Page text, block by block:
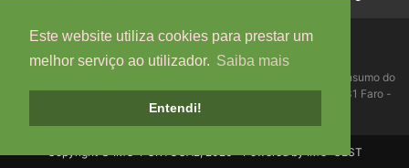
Este website utiliza cookies para prestar um
melhor serviço ao utilizador. Saiba mais
Entendi!
Política de proteção de dados
Livro de Reclamações online
Centro de Informação, Mediação e Arbitragem de Conflitos de Consumo do
Algarve - Edifício Ninho de Empresas, Estrada da Penha, 8005-131 Faro -
Telefone: 289 823 135 cimaal@mail.telepac.pt
IMO-GEST